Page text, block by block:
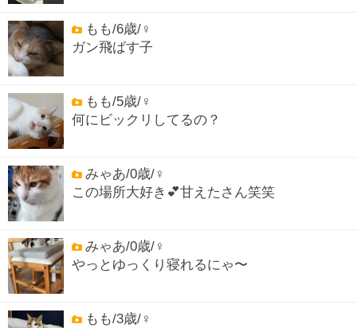
もも/6歳/♀
ガン飛ばす子
もも/5歳/♀
何にビックリしてるの？
みゃあ/0歳/♀
この場所大好き💕甘えたさん笑笑
みゃあ/0歳/♀
やっとゆっくり寝れるにゃ〜
もも/3歳/♀